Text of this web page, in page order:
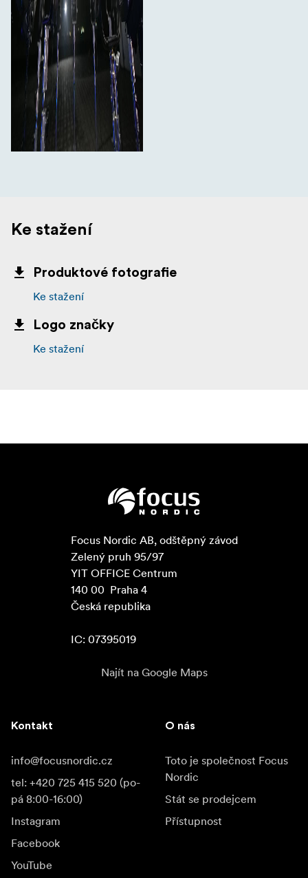
Ke stažení
Produktové fotografie
Ke stažení
Logo značky
Ke stažení
Focus Nordic AB, odštěpný závod
Zelený pruh 95/97
YIT OFFICE Centrum
140 00  Praha 4
Česká republika
IC: 07395019
Najít na Google Maps
Kontakt
info@focusnordic.cz
tel: +420 725 415 520 (po-
pá 8:00-16:00)
Instagram
Facebook
YouTube
O nás
Toto je společnost Focus
Nordic
Stát se prodejcem
Přístupnost